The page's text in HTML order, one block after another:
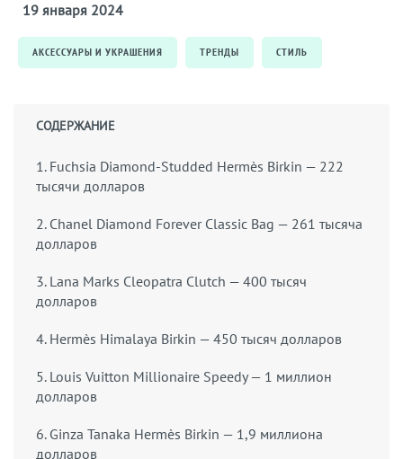
19 января 2024
АКСЕССУАРЫ И УКРАШЕНИЯ ТРЕНДЫ СТИЛЬ
СОДЕРЖАНИЕ
1. Fuchsia Diamond-Studded Hermès Birkin — 222
тысячи долларов
2. Chanel Diamond Forever Classic Bag — 261 тысяча
долларов
3. Lana Marks Cleopatra Clutch — 400 тысяч
долларов
4. Hermès Himalaya Birkin — 450 тысяч долларов
5. Louis Vuitton Millionaire Speedy — 1 миллион
долларов
6. Ginza Tanaka Hermès Birkin — 1,9 миллиона
долларов